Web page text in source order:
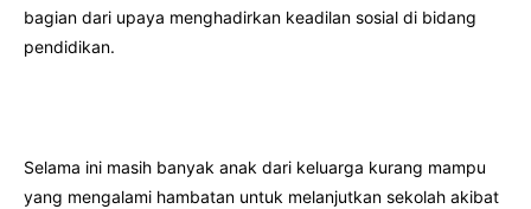
bagian dari upaya menghadirkan keadilan sosial di bidang
pendidikan.
Selama ini masih banyak anak dari keluarga kurang mampu
yang mengalami hambatan untuk melanjutkan sekolah akibat